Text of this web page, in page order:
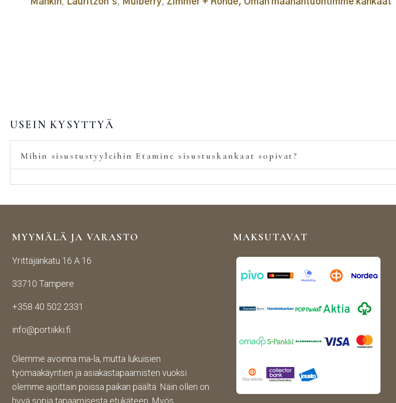
USEIN KYSYTTYÄ
Mihin sisustustyyleihin Etamine sisustuskankaat sopivat?
MYYMÄLÄ JA VARASTO
Yrittäjänkatu 16 A 16
33710 Tampere
+358 40 502 2331
info@portiikki.fi
Olemme avoinna ma-la, mutta lukuisien
työmaakäyntien ja asiakastapaamisten vuoksi
olemme ajoittain poissa paikan päältä. Näin ollen on
hyvä sopia tapaamisesta etukäteen. Myös
MAKSUTAVAT